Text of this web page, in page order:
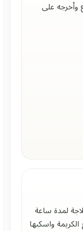
وأخرجه على
لمدة ساعة
واسكبها